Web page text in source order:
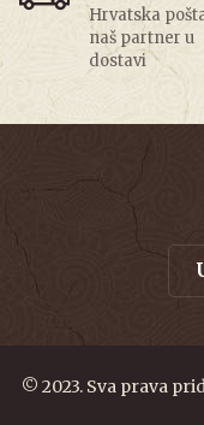
Hrvatska
naš partner u
dostavi
© 2023. Sva prava